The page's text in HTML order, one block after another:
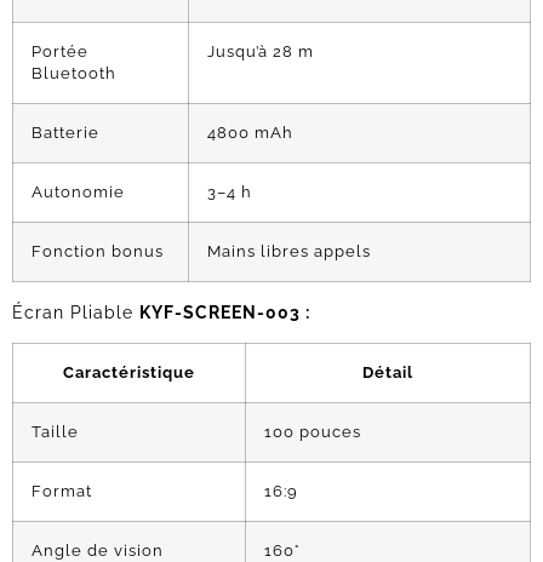
Portée
Bluetooth
Jusqu’à 28 m
Batterie 4800 mAh
Autonomie 3–4 h
Fonction bonus Mains libres appels
Écran Pliable KYF-SCREEN-003 :
Caractéristique Détail
Taille 100 pouces
Format 16:9
Angle de vision 160°